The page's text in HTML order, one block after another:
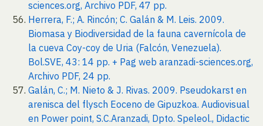
sciences.org, Archivo PDF, 47 pp.
Herrera, F.; A. Rincón; C. Galán & M. Leis. 2009.
Biomasa y Biodiversidad de la fauna cavernícola de
la cueva Coy-coy de Uria (Falcón, Venezuela).
Bol.SVE, 43: 14 pp. + Pag web aranzadi-sciences.org,
Archivo PDF, 24 pp.
Galán, C.; M. Nieto & J. Rivas. 2009. Pseudokarst en
arenisca del flysch Eoceno de Gipuzkoa. Audiovisual
en Power point, S.C.Aranzadi, Dpto. Speleol., Didactic